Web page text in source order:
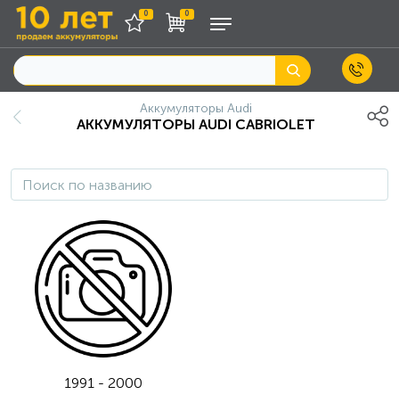
0 0
Аккумуляторы Audi
АККУМУЛЯТОРЫ AUDI CABRIOLET
1991 - 2000